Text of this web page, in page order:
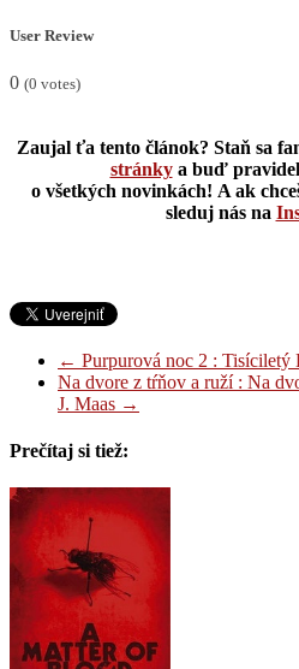
User Review
0 (0 votes)
Zaujal ťa tento článok? Staň sa
stránkya buď
o všetkých novinkách! A ak
sleduj nás na
← Purpurová noc 2 : Tisíciletý
Na dvore z tŕňov a ruží : Na
J. Maas →
Prečítaj si tiež: